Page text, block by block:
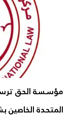
مؤسسة الحق
المتحدة